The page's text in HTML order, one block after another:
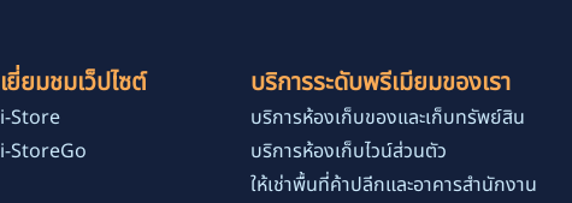
เยี่ยมชมเว็ปไซต์
i-Store
i-StoreGo
บริการระดับพรีเมียมของเรา
บริการห้องเก็บของและเก็บทรัพย์สิน
บริการห้องเก็บไวน์ส่วนตัว
ให้เช่าพื้นที่ค้าปลีกและอาคารสำนักงาน